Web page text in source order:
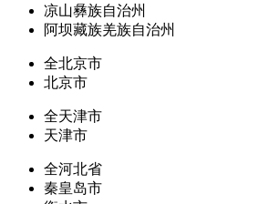
凉山彝族自治州
阿坝藏族羌族自治州
全北京市
北京市
全天津市
天津市
全河北省
秦皇岛市